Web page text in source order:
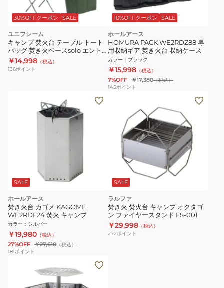
30%OFFクーポン SALE
ユニフレーム
キャンプ 焚火台 テーブル トート
バッグ 焚き火ベースsolo エント
リーセット 769973
￥14,998 （税込）
136ポイント
10%OFFクーポン SALE
ホールアース
HOMURA PACK WE2RDZ88 専
用収納ギア 焚き火台 収納ケース
カラー ： ブラック
￥15,998 （税込）
7%OFF ￥17,380（税込）
145ポイント
SALE
ホールアース
焚き火台 カゴメ KAGOME
WE2RDF24 焚火 キャンプ
カラー ： シルバー
￥19,980 （税込）
27%OFF ￥27,610（税込）
181ポイント
SALE
ラルファ
焚き火 焚火台 キャンプ オクタゴ
ン ファイヤースタンド FS-001
￥29,998 （税込）
272ポイント